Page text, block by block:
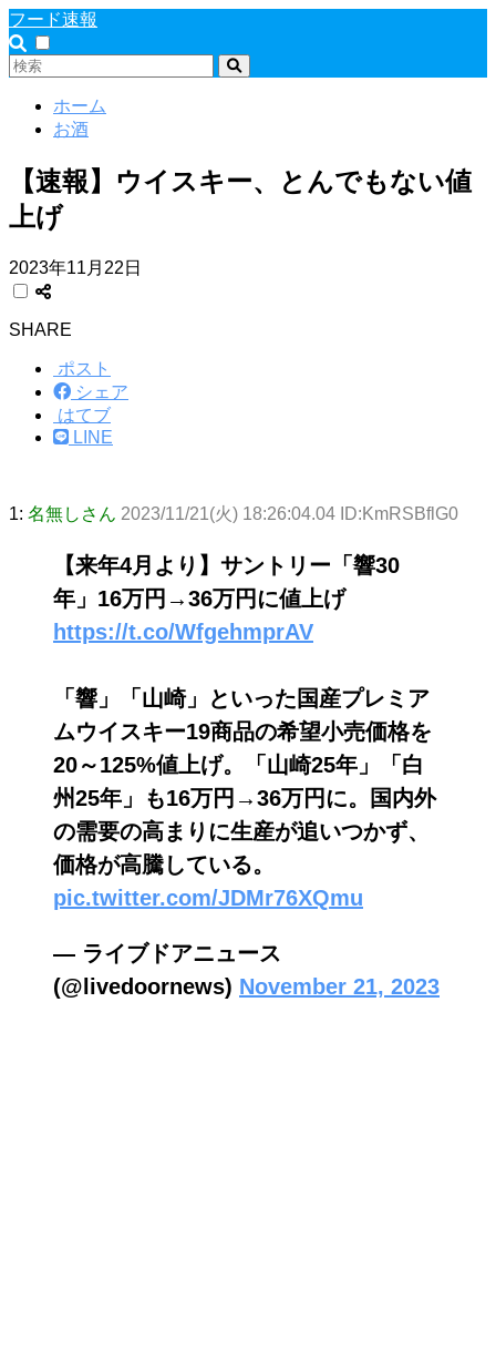
フード速報
ホーム
お酒
【速報】ウイスキー、とんでもない値
上げ
2023年11月22日
SHARE
ポスト
シェア
はてブ
LINE
1: 名無しさん 2023/11/21(火) 18:26:04.04 ID:KmRSBflG0
【来年4月より】サントリー「響30
年」16万円→36万円に値上げ
https://t.co/WfgehmprAV
「響」「山崎」といった国産プレミア
ムウイスキー19商品の希望小売価格を
20～125%値上げ。「山崎25年」「白
州25年」も16万円→36万円に。国内外
の需要の高まりに生産が追いつかず、
価格が高騰している。
pic.twitter.com/JDMr76XQmu
— ライブドアニュース
(@livedoornews) November 21, 2023